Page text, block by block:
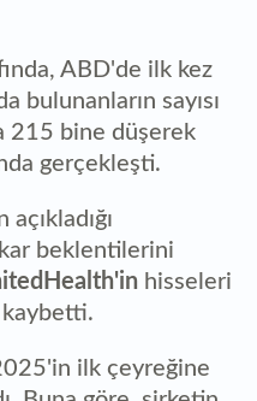
ABD'de ilk kez
bulunanların sayısı
215 bine düşerek
gerçekleşti.
beklentilerini
hisseleri
ilk çeyreğine